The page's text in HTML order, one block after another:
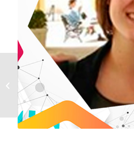
LÁZARO GUTIÉRREZ,
RAQUEL